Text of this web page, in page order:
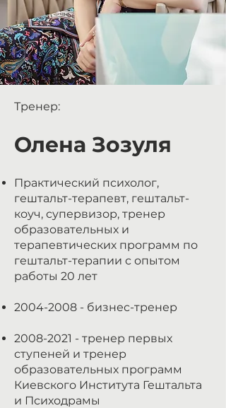
Тренер:
Олена Зозуля
Практический психолог,
гештальт-терапевт, гештальт-
коуч, супервизор, тренер
образовательных и
терапевтических программ по
гештальт-терапии с опытом
работы 20 лет
2004-2008 - бизнес-тренер
2008-2021 - тренер первых
ступеней и тренер
образовательных программ
Киевского Института Гештальта
и Психодрамы